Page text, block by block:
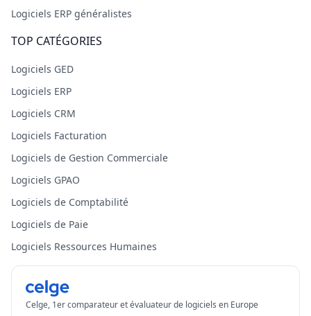
Logiciels ERP généralistes
TOP CATÉGORIES
Logiciels GED
Logiciels ERP
Logiciels CRM
Logiciels Facturation
Logiciels de Gestion Commerciale
Logiciels GPAO
Logiciels de Comptabilité
Logiciels de Paie
Logiciels Ressources Humaines
Celge, 1er comparateur et évaluateur de logiciels en Europe